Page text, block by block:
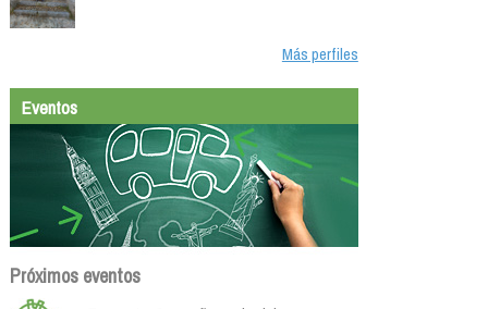
Más perfiles
Eventos
Próximos eventos